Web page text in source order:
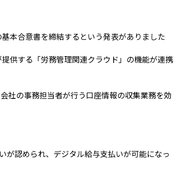
本合意書を締結するという発表がありました
供する「労務管理関連クラウド」の機能が連携
社の事務担当者が行う口座情報の収集業務を効
が認められ、デジタル給与支払いが可能になっ